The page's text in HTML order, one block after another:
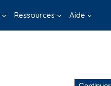
Ressources Aide